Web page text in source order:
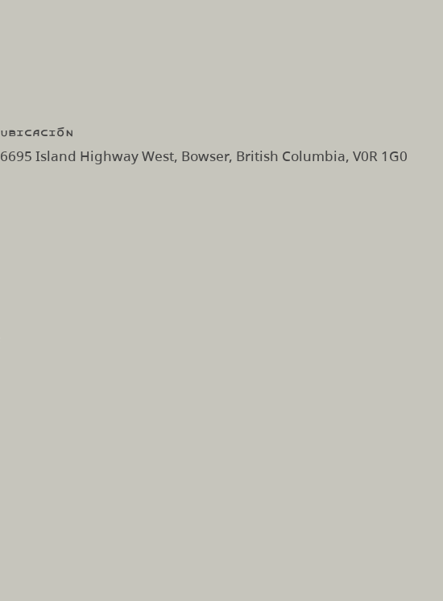
Ubicación
6695 Island Highway West, Bowser, British Columbia, V0R 1G0